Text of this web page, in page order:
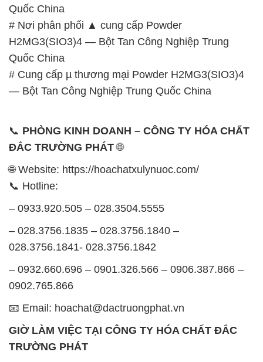
Quốc China
# Nơi phân phối ▲ cung cấp Powder
H2MG3(SIO3)4 — Bột Tan Công Nghiệp Trung
Quốc China
# Cung cấp µ thương mại Powder H2MG3(SIO3)4
— Bột Tan Công Nghiệp Trung Quốc China
📞 PHÒNG KINH DOANH – CÔNG TY HÓA CHẤT
ĐẮC TRƯỜNG PHÁT🌐
🌐 Website: https://hoachatxulynuoc.com/
📞 Hotline:
– 0933.920.505 – 028.3504.5555
– 028.3756.1835 – 028.3756.1840 –
028.3756.1841- 028.3756.1842
– 0932.660.696 – 0901.326.566 – 0906.387.866 –
0902.765.866
📧 Email: hoachat@dactruongphat.vn
GIỜ LÀM VIỆC TẠI CÔNG TY HÓA CHẤT ĐẮC
TRƯỜNG PHÁT